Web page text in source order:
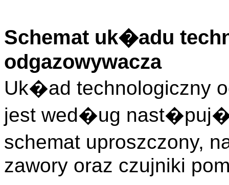
Schemat uk�adu
odgazowywacza
Uk�ad technologiczny
jest wed�ug
schemat uproszczony,
zawory oraz czujniki